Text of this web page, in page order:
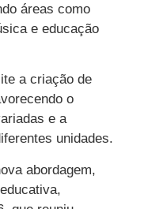
áreas como
e educação
a criação de
o
e a
unidades.
abordagem,